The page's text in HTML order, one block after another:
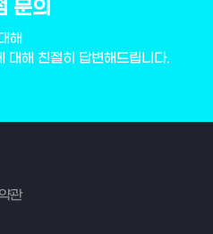
문의
해
대해 친절히 답변해드립니다.
관